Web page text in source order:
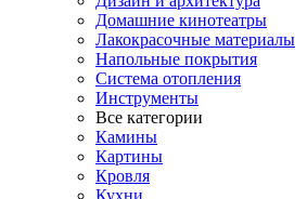
Домашние кинотеатры
Лакокрасочные материалы
Напольные покрытия
Система отопления
Инструменты
Все категории
Камины
Картины
Кровля
Кухни